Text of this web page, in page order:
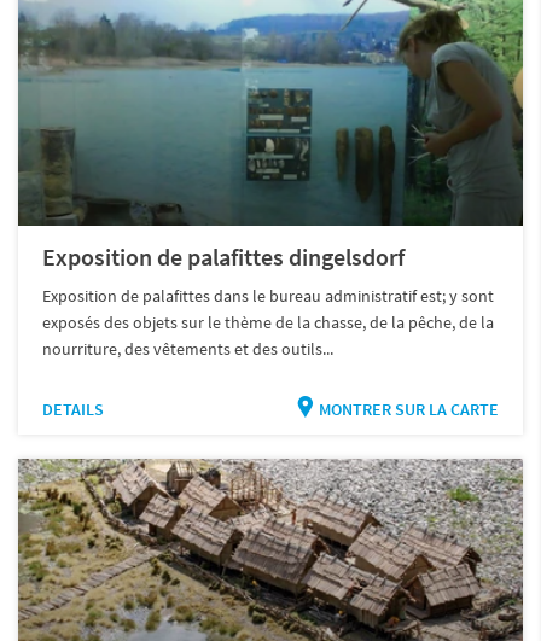
Exposition de palafittes dingelsdorf
Exposition de palafittes dans le bureau administratif est; y sont
exposés des objets sur le thème de la chasse, de la pêche, de la
nourriture, des vêtements et des outils...
DETAILS MONTRER SUR LA CARTE